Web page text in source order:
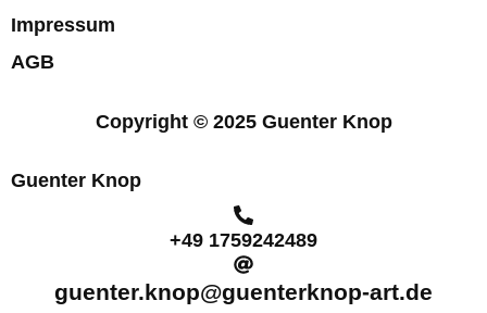
Impressum
AGB
Copyright © 2025 Guenter Knop
Guenter Knop
+49 1759242489
guenter.knop@guenterknop-art.de